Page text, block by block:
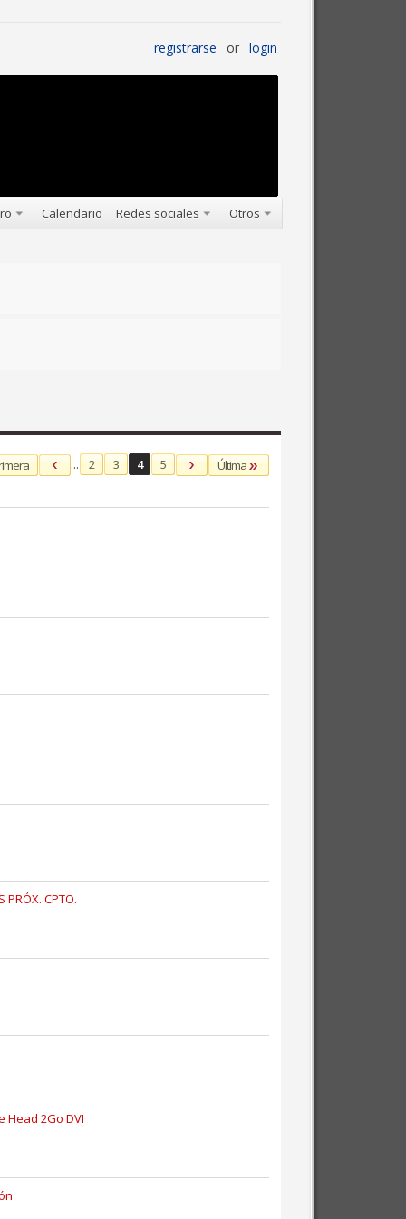
registrarse or login
Calendario Redes sociales Otros
... 2 3 4 5 Última
PRÓX. CPTO.
2Go DVI